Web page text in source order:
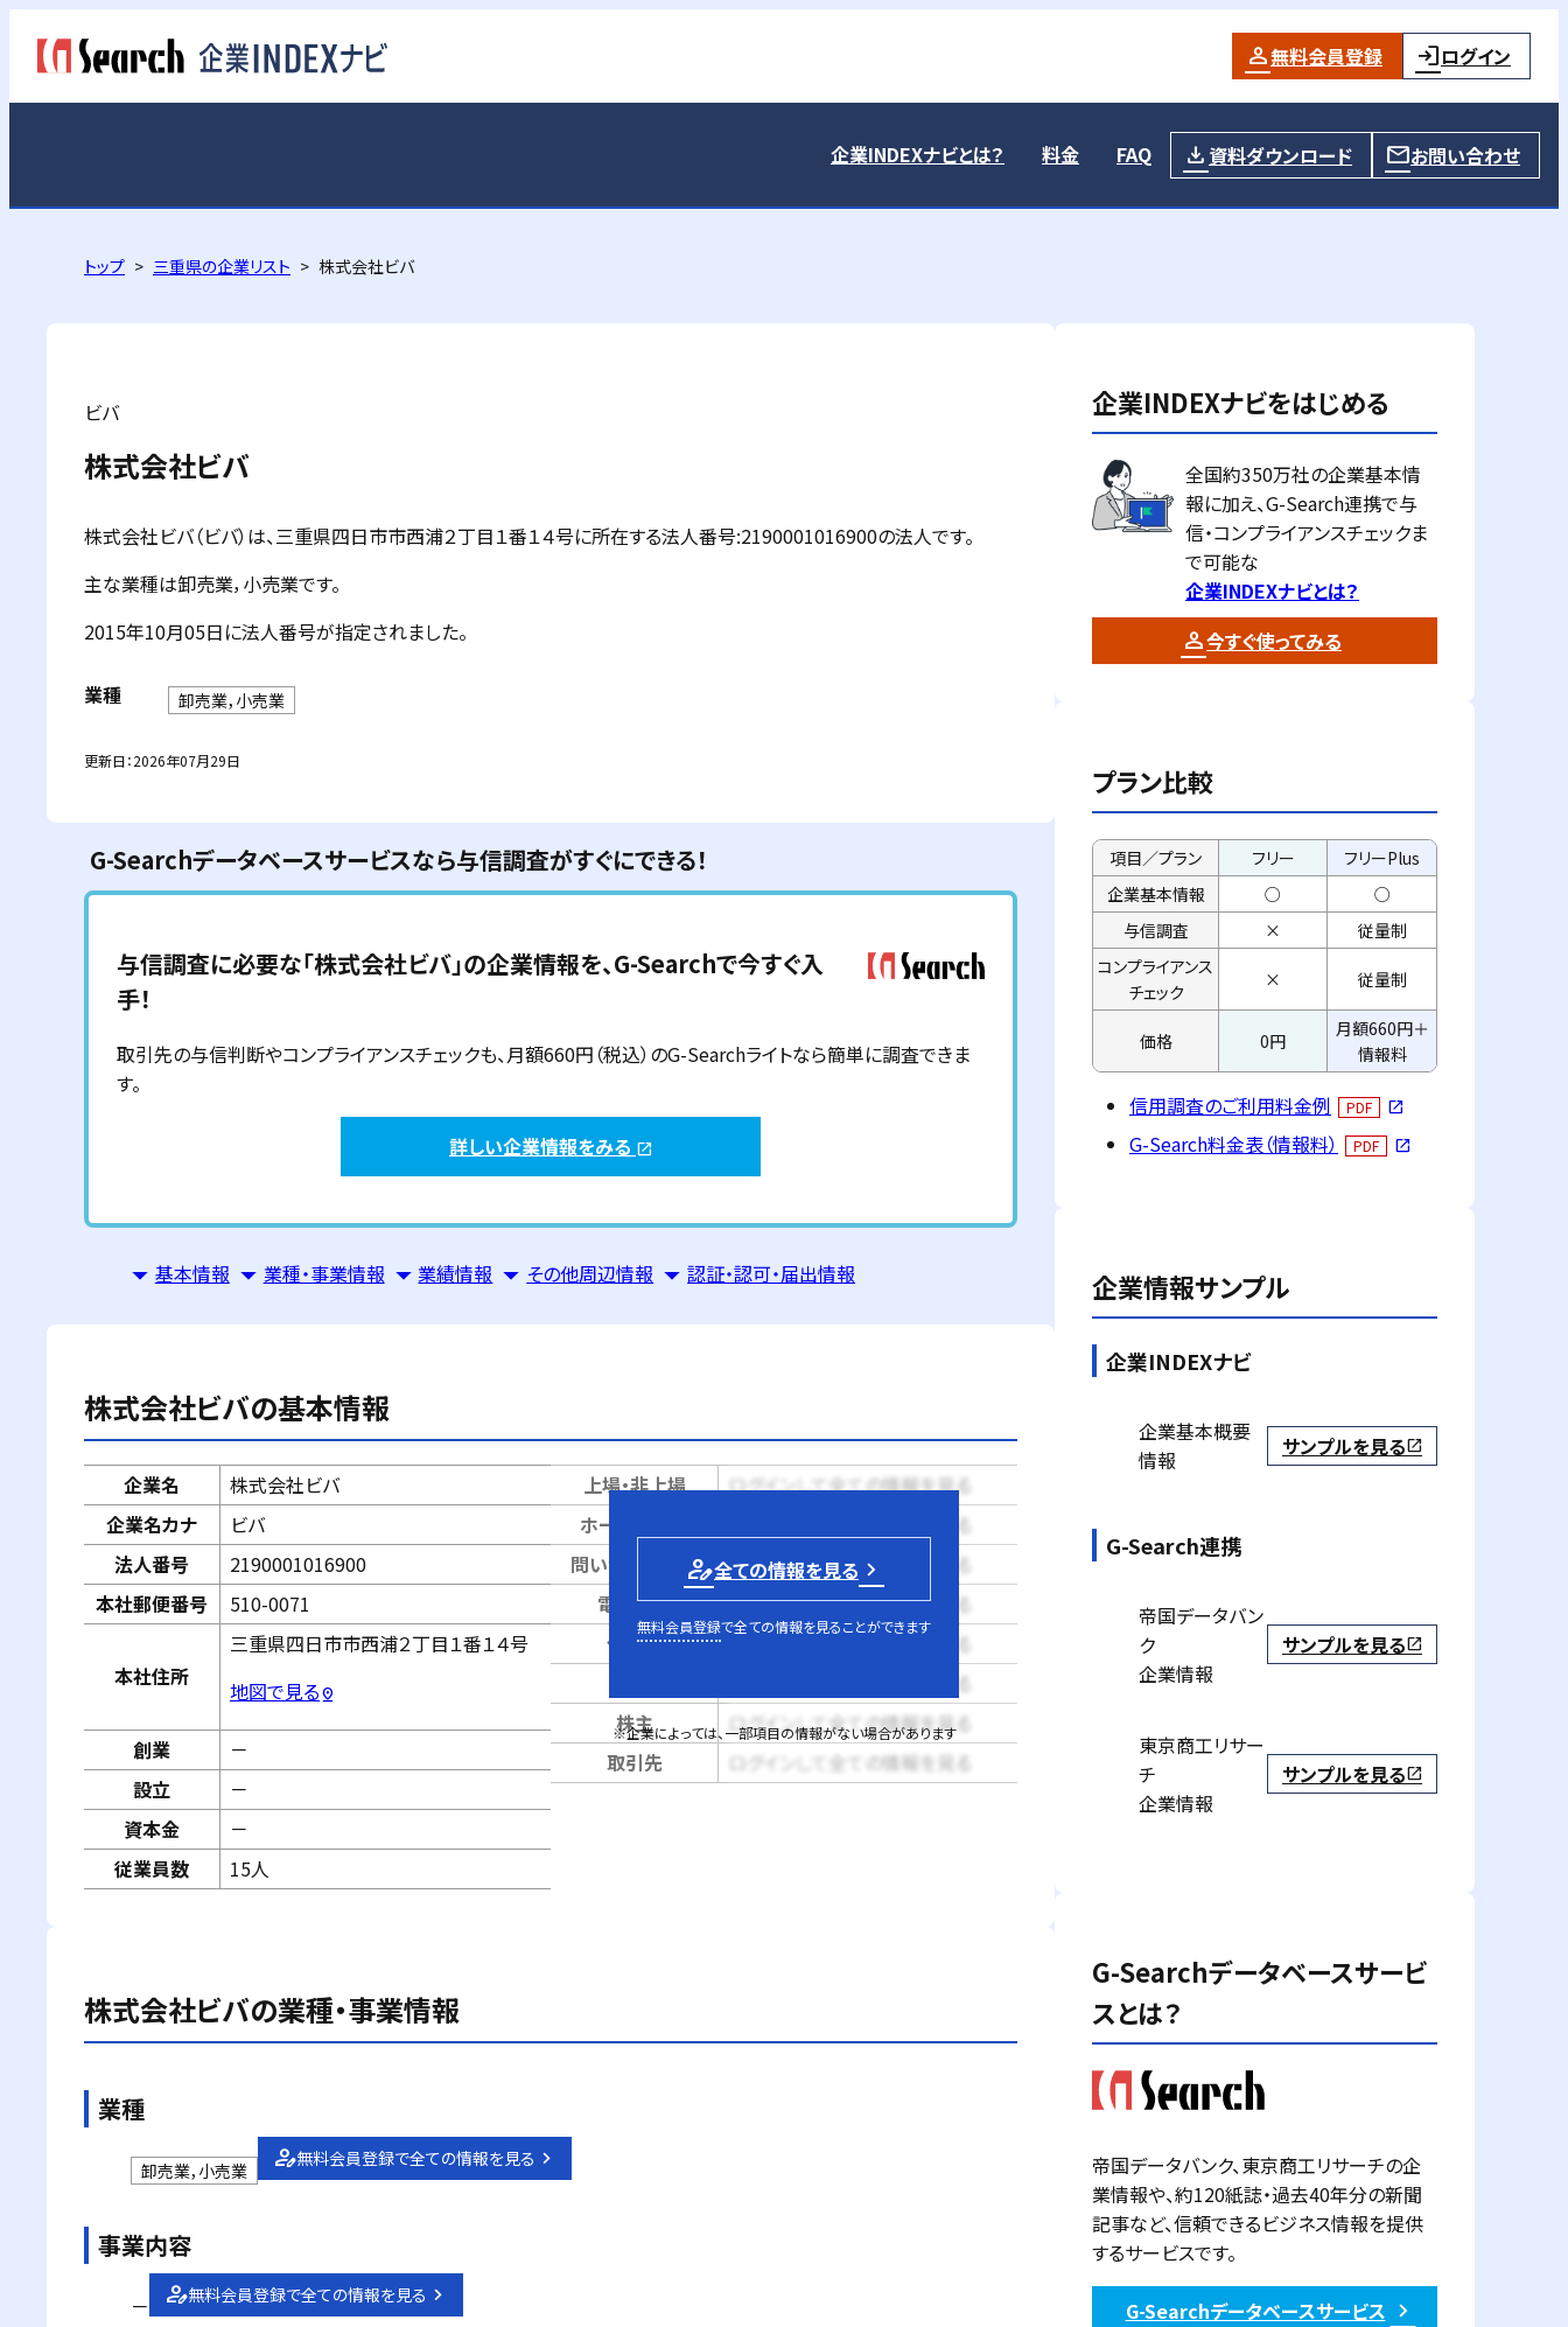
無料会員登録 ログイン
企業INDEXナビとは？ 料金 FAQ 資料ダウンロード お問い合わせ
トップ 三重県の企業リスト 株式会社ビバ
ビバ
株式会社ビバ
株式会社ビバ（ビバ）は、三重県四日市市西浦２丁目１番１４号に所在する法人番号:2190001016900の法人です。
主な業種は卸売業，小売業です。
2015年10月05日に法人番号が指定されました。
業種 卸売業，小売業
更新日：2026年07月29日
G-Searchデータベースサービスなら与信調査がすぐにできる！
与信調査に必要な「株式会社ビバ」の企業情報を、G-Searchで今すぐ入
手！
取引先の与信判断やコンプライアンスチェックも、月額660円（税込）のG-Searchライトなら簡単に調査できま
す。
詳しい企業情報をみる open_in_new
基本情報 業種・事業情報 業績情報 その他周辺情報 認証・認可・届出情報
株式会社ビバの基本情報
企業名
株式会社ビバ
企業名カナ
ビバ
法人番号
2190001016900
本社郵便番号
510-0071
本社住所
三重県四日市市西浦２丁目１番１４号
地図で見るpin_drop
創業
－
設立
－
資本金
－
従業員数
15人
上場・非上場
ログインして全ての情報を見る
ホームページ
ログインして全ての情報を見る
問い合せページ
ログインして全ての情報を見る
電話番号
ログインして全ての情報を見る
代表者
ログインして全ての情報を見る
ログインして全ての情報を見る
株主
ログインして全ての情報を見る
取引先
ログインして全ての情報を見る
person_edit全ての情報を見る
無料会員登録で全ての情報を見ることができます
※企業によっては、一部項目の情報がない場合があります
株式会社ビバの業種・事業情報
業種
卸売業，小売業
無料会員登録で全ての情報を見る
事業内容
－ 無料会員登録で全ての情報を見る
企業INDEXナビをはじめる
全国約350万社の企業基本情
報に加え、G-Search連携で与
信・コンプライアンスチェックま
で可能な
企業INDEXナビとは？
今すぐ使ってみる
プラン比較
項目／プラン フリー
フリーPlus
企業基本情報
○
○
与信調査
×
従量制
コンプライアンス
チェック
× 従量制
価格 0円
月額660円＋
情報料
信用調査のご利用料金例 PDF open_in_new
G-Search料金表（情報料） PDF open_in_new
企業情報サンプル
企業INDEXナビ
企業基本概要
情報
サンプルを見るopen_in_new
G-Search連携
帝国データバン
ク
企業情報
サンプルを見るopen_in_new
東京商工リサー
チ
企業情報
サンプルを見るopen_in_new
G-Searchデータベースサービ
スとは？
帝国データバンク、東京商工リサーチの企
業情報や、約120紙誌・過去40年分の新聞
記事など、信頼できるビジネス情報を提供
するサービスです。
G-Searchデータベースサービス